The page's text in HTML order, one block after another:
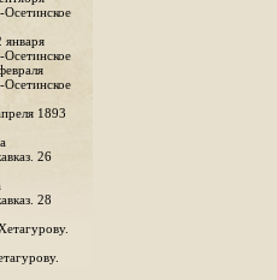
Осетинское
Осетинское
Осетинское
1893
26
28